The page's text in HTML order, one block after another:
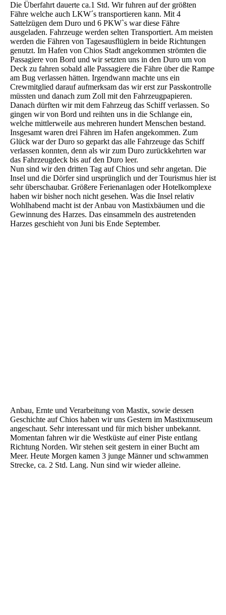
Die Überfahrt dauerte ca.1 Std. Wir fuhren auf der größten
Fähre welche auch LKW´s transportieren kann. Mit 4
Sattelzügen dem Duro und 6 PKW`s war diese Fähre
ausgeladen. Fahrzeuge werden selten Transportiert. Am meisten
werden die Fähren von Tagesausflüglern in beide Richtungen
genutzt. Im Hafen von Chios Stadt angekommen strömten die
Passagiere von Bord und wir setzten uns in den Duro um von
Deck zu fahren sobald alle Passagiere die Fähre über die Rampe
am Bug verlassen hätten. Irgendwann machte uns ein
Crewmitglied darauf aufmerksam das wir erst zur Passkontrolle
müssten und danach zum Zoll mit den Fahrzeugpapieren.
Danach dürften wir mit dem Fahrzeug das Schiff verlassen. So
gingen wir von Bord und reihten uns in die Schlange ein,
welche mittlerweile aus mehreren hundert Menschen bestand.
Insgesamt waren drei Fähren im Hafen angekommen. Zum
Glück war der Duro so geparkt das alle Fahrzeuge das Schiff
verlassen konnten, denn als wir zum Duro zurückkehrten war
das Fahrzeugdeck bis auf den Duro leer.
Nun sind wir den dritten Tag auf Chios und sehr angetan. Die
Insel und die Dörfer sind ursprünglich und der Tourismus hier ist
sehr überschaubar. Größere Ferienanlagen oder Hotelkomplexe
haben wir bisher noch nicht gesehen. Was die Insel relativ
Wohlhabend macht ist der Anbau von Mastixbäumen und die
Gewinnung des Harzes. Das einsammeln des austretenden
Harzes geschieht von Juni bis Ende September.
Anbau, Ernte und Verarbeitung von Mastix, sowie dessen
Geschichte auf Chios haben wir uns Gestern im Mastixmuseum
angeschaut. Sehr interessant und für mich bisher unbekannt.
Momentan fahren wir die Westküste auf einer Piste entlang
Richtung Norden. Wir stehen seit gestern in einer Bucht am
Meer. Heute Morgen kamen 3 junge Männer und schwammen
Strecke, ca. 2 Std. Lang. Nun sind wir wieder alleine.